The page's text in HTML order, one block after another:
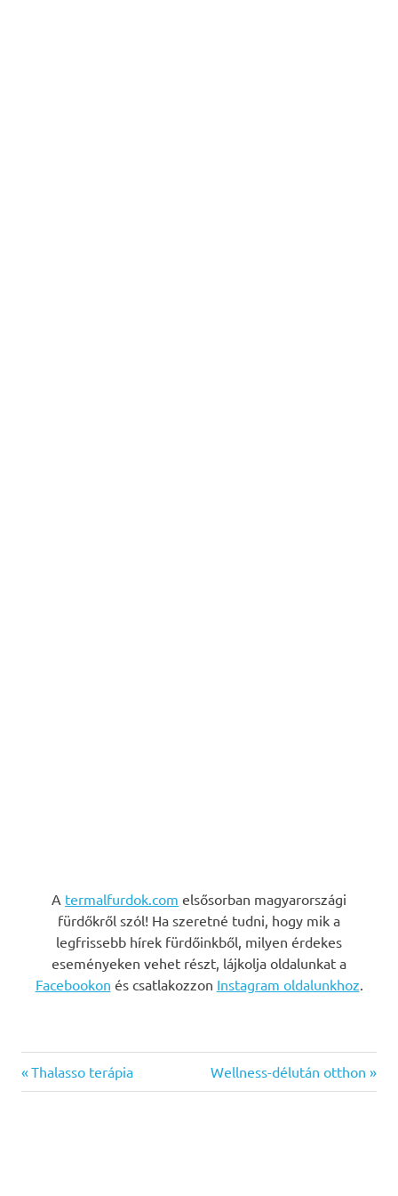
A termalfurdok.com elsősorban magyarországi
fürdőkről szól! Ha szeretné tudni, hogy mik a
legfrissebb hírek fürdőinkből, milyen érdekes
eseményeken vehet részt, lájkolja oldalunkat a
Facebookon és csatlakozzon Instagram oldalunkhoz
Bejegyzés
Previous
Post:
Thalasso terápia
Next
Post:
Wellness-délután otthon